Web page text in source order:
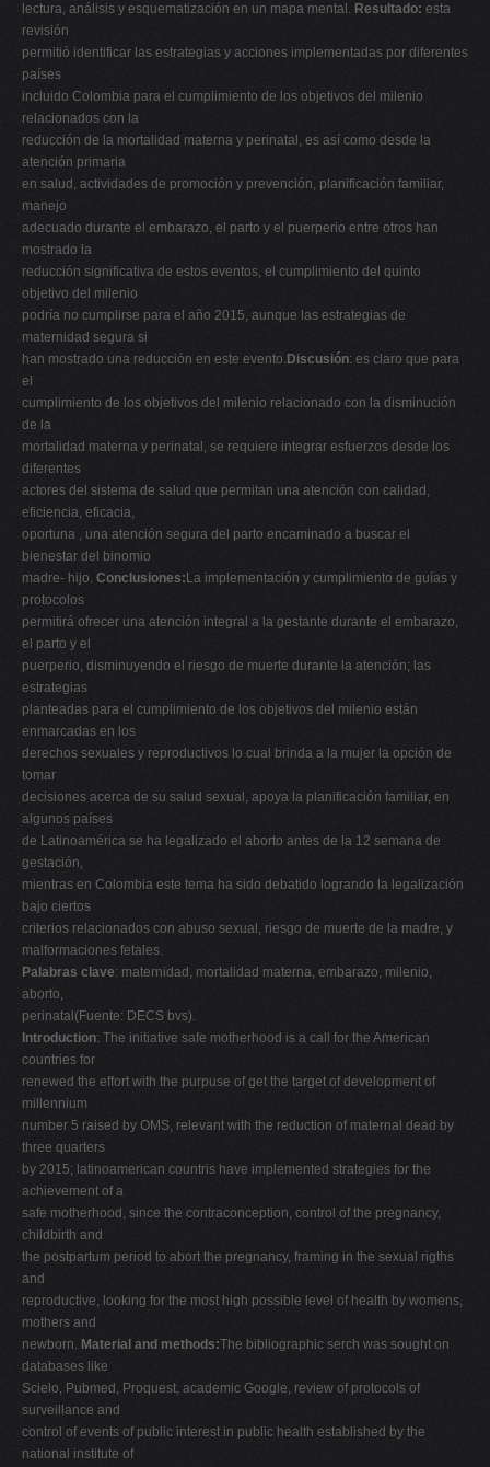
lectura, análisis y esquematización en un mapa mental. Resultado: esta
revisión
permitió identificar las estrategias y acciones implementadas por diferentes
países
incluido Colombia para el cumplimiento de los objetivos del milenio
relacionados con la
reducción de la mortalidad materna y perinatal, es así como desde la
atención primaria
en salud, actividades de promoción y prevención, planificación familiar,
manejo
adecuado durante el embarazo, el parto y el puerperio entre otros han
mostrado la
reducción significativa de estos eventos, el cumplimiento del quinto
objetivo del milenio
podría no cumplirse para el año 2015, aunque las estrategias de
maternidad segura si
han mostrado una reducción en este evento. Discusión: es claro que para
el
cumplimiento de los objetivos del milenio relacionado con la disminución
de la
mortalidad materna y perinatal, se requiere integrar esfuerzos desde los
diferentes
actores del sistema de salud que permitan una atención con calidad,
eficiencia, eficacia,
oportuna , una atención segura del parto encaminado a buscar el
bienestar del binomio
madre- hijo. Conclusiones: La implementación y cumplimiento de guías y
protocolos
permitirá ofrecer una atención integral a la gestante durante el embarazo,
el parto y el
puerperio, disminuyendo el riesgo de muerte durante la atención; las
estrategias
planteadas para el cumplimiento de los objetivos del milenio están
enmarcadas en los
derechos sexuales y reproductivos lo cual brinda a la mujer la opción de
tomar
decisiones acerca de su salud sexual, apoya la planificación familiar, en
algunos países
de Latinoamérica se ha legalizado el aborto antes de la 12 semana de
gestación,
mientras en Colombia este tema ha sido debatido logrando la legalización
bajo ciertos
criterios relacionados con abuso sexual, riesgo de muerte de la madre, y
malformaciones fetales.
Palabras clave: maternidad, mortalidad materna, embarazo, milenio,
aborto,
perinatal(Fuente: DECS bvs).
Introduction: The initiative safe motherhood is a call for the American
countries for
renewed the effort with the purpuse of get the target of development of
millennium
number 5 raised by OMS, relevant with the reduction of maternal dead by
three quarters
by 2015; latinoamerican countris have implemented strategies for the
achievement of a
safe motherhood, since the contraconception, control of the pregnancy,
childbirth and
the postpartum period to abort the pregnancy, framing in the sexual rigths
and
reproductive, looking for the most high possible level of health by womens,
mothers and
newborn. Material and methods:The bibliographic serch was sought on
databases like
Scielo, Pubmed, Proquest, academic Google, review of protocols of
surveillance and
control of events of public interest in public health established by the
national institute of